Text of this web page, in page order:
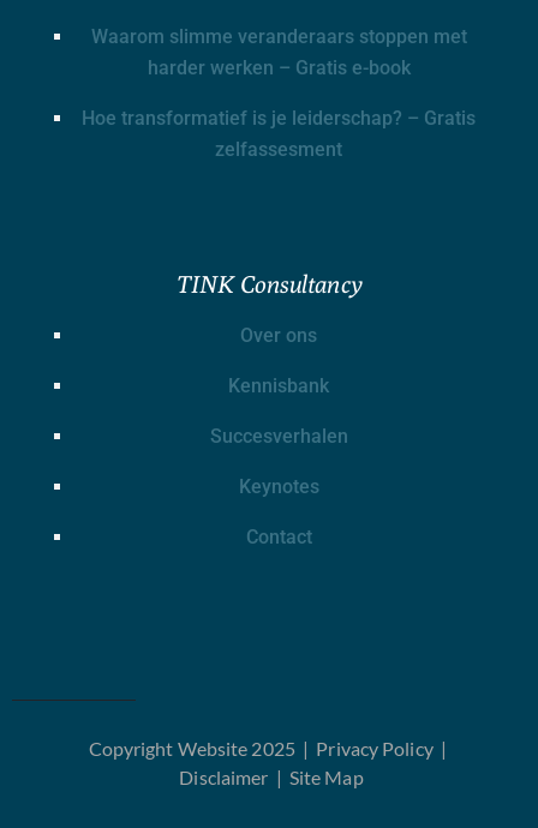
Waarom slimme veranderaars stoppen met
harder werken – Gratis e-book
Hoe transformatief is je leiderschap? – Gratis
zelfassesment
TINK Consultancy
Over ons
Kennisbank
Succesverhalen
Keynotes
Contact
Copyright Website 2025 | Privacy Policy|
Disclaimer | Site Map